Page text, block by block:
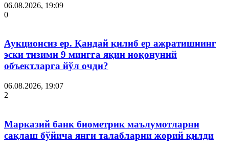
06.08.2026, 19:09
0
Аукционсиз ер. Қандай қилиб ер ажратишнинг
эски тизими 9 мингга яқин ноқонуний
объектларга йўл очди?
06.08.2026, 19:07
2
Марказий банк биометрик маълумотларни
сақлаш бўйича янги талабларни жорий қилди